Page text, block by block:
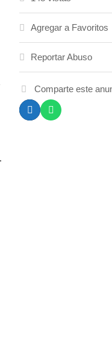
Agregar a Favoritos
Reportar Abuso
Comparte este